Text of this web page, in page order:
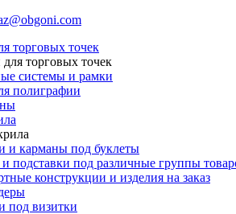
торговых точек
системы и рамки
полиграфии
и карманы под буклеты
подставки под различные группы
конструкции и изделия на заказ
под визитки